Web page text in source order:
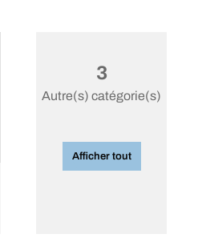
3
Autre(s) catégorie(s)
Afficher tout